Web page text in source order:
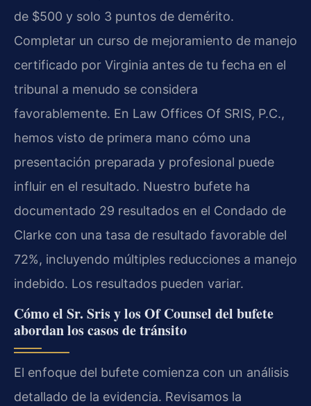
de $500 y solo 3 puntos de demérito.
Completar un curso de mejoramiento de manejo
certificado por Virginia antes de tu fecha en el
tribunal a menudo se considera
favorablemente. En Law Offices Of SRIS, P.C.,
hemos visto de primera mano cómo una
presentación preparada y profesional puede
influir en el resultado. Nuestro bufete ha
documentado 29 resultados en el Condado de
Clarke con una tasa de resultado favorable del
72%, incluyendo múltiples reducciones a manejo
indebido. Los resultados pueden variar.
Cómo el Sr. Sris y losOf Counsel del bufete
abordan los casos de tránsito
El enfoque del bufete comienza con un análisis
detallado de la evidencia. Revisamos la